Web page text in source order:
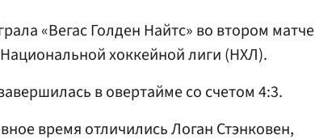
«Вегас Голден Найтс» во втором матче
хоккейной лиги (НХЛ).
в овертайме со счетом 4:3.
время отличились Логан Стэнковен,